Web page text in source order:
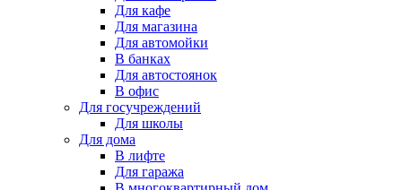
Для кафе
Для магазина
Для автомойки
В банках
Для автостоянок
В офис
Для госучреждений
Для школы
Для дома
В лифте
Для гаража